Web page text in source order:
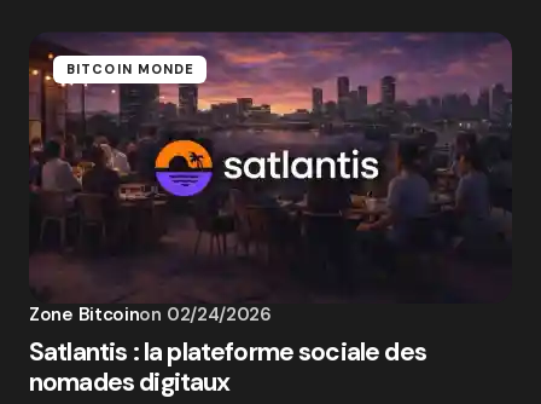
BITCOIN MONDE
Zone Bitcoinon 02/24/2026
Satlantis : la plateforme sociale des
nomades digitaux